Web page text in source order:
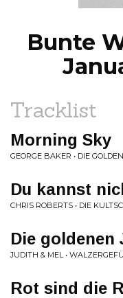
Bunte
Tracklist
Morning Sky
GEORGE BAKER • DIE
Du kannst
CHRIS ROBERTS • DIE
Die goldenen
JUDITH & MEL •
Rot sind die